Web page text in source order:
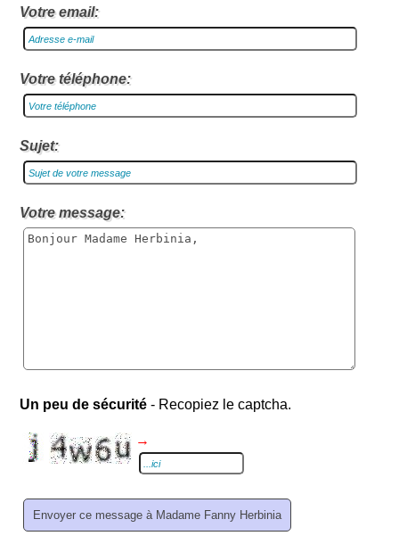
Votre email:
Votre téléphone:
Sujet:
Votre message:
Un peu de sécurité - Recopiez le captcha.
→